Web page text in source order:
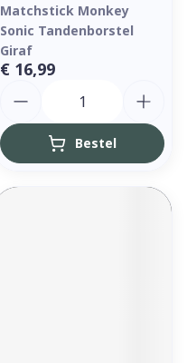
Matchstick Monkey
Sonic Tandenborstel
Giraf
€ 16,99
Bestel